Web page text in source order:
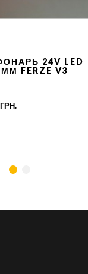
24V LED
FERZE V3